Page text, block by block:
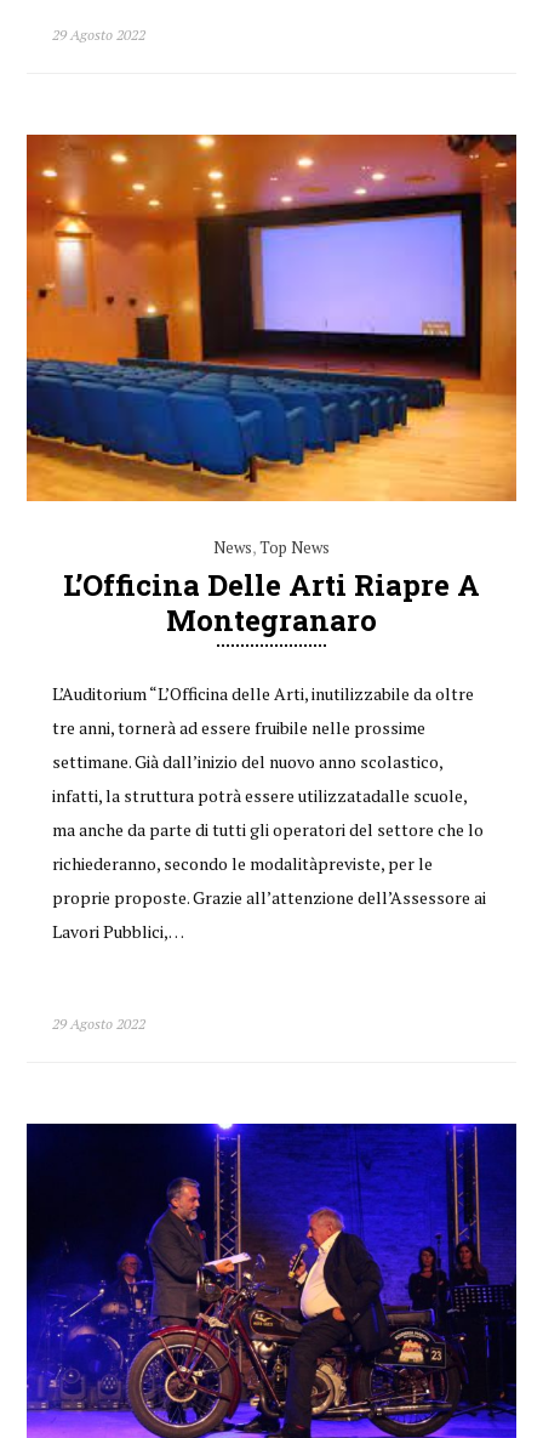
29 Agosto 2022
News,Top News
L’Officina Delle Arti Riapre A
Montegranaro
L’Auditorium “L’Officina delle Arti, inutilizzabile da oltre
tre anni, tornerà ad essere fruibile nelle prossime
settimane. Già dall’inizio del nuovo anno scolastico,
infatti, la struttura potrà essere utilizzatadalle scuole,
ma anche da parte di tutti gli operatori del settore che lo
richiederanno, secondo le modalitàpreviste, per le
proprie proposte. Grazie all’attenzione dell’Assessore ai
Lavori Pubblici,…
29 Agosto 2022